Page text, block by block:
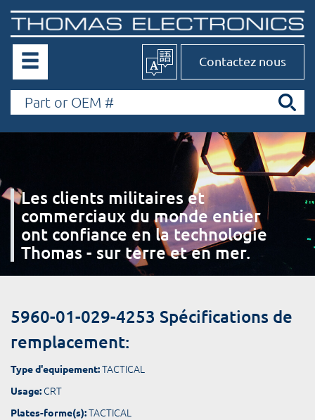
Contactez nous
Les clients militaires et
commerciaux du monde entier
ont confiance en la technologie
Thomas - sur terre et en mer.
5960-01-029-4253 Spécifications de
remplacement:
Type d'equipement:TACTICAL
Usage: CRT
Plates-forme(s):TACTICAL